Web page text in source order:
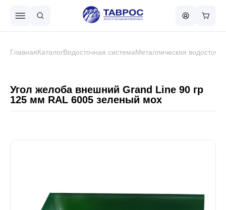
Металлочерепица
ГлавнаяКаталогВодосточная системаМеталлическая
Угол желоба внешний Grand Line 90 гр
125 мм RAL 6005 зеленый мох